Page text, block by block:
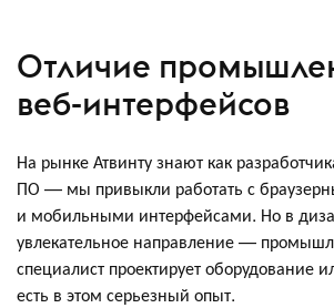
Отличие
веб-интерфейсов
На рынке Атвинту знают как
ПО — мы привыкли работать с
и мобильными интерфейсами. Но в
увлекательное направление —
специалист проектирует оборудование
есть в этом серьезный опыт.